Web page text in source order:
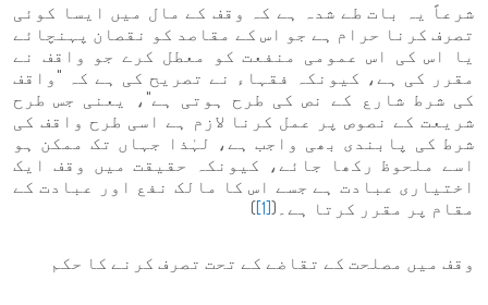
شرعاً یہ بات طے شدہ ہے کہ وقف کے مال میں ایسا کوئی
تصرف کرنا حرام ہے جو اس کے مقاصد کو نقصان پہنچائے
یا اس کی اس عمومی منفعت کو معطل کرے جو واقف نے
مقرر کی ہے، کیونکہ فقہاء نے تصریح کی ہے کہ "واقف
کی شرط شارع کے نص کی طرح ہوتی ہے"، یعنی جس طرح
شریعت کے نصوص پر عمل کرنا لازم ہے اسی طرح واقف کی
شرط کی پابندی بھی واجب ہے، لہٰذا جہاں تک ممکن ہو
اسے ملحوظ رکھا جائے، کیونکہ حقیقت میں وقف ایک
اختیاری عبادت ہے جسے اس کا مالک نفع اور عبادت کے
مقام پر مقرر کرتا ہے۔([1]
)
وقف میں مصلحت کے تقاضے کے تحت تصرف کرنے کا حکم